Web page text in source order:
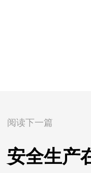
阅读下一篇
安全生产